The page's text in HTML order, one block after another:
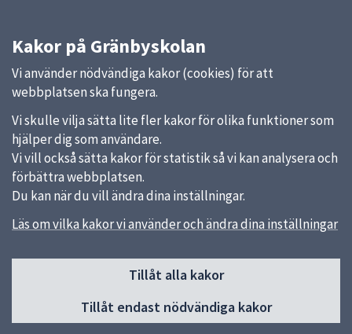
Kakor på Gränbyskolan
Vi använder nödvändiga kakor (cookies) för att
webbplatsen ska fungera.
Vi skulle vilja sätta lite fler kakor för olika funktioner som
hjälper dig som användare.
Vi vill också sätta kakor för statistik så vi kan analysera och
förbättra webbplatsen.
Du kan när du vill ändra dina inställningar.
Läs om vilka kakor vi använder och ändra dina inställningar
Tillåt alla kakor
Tillåt endast nödvändiga kakor